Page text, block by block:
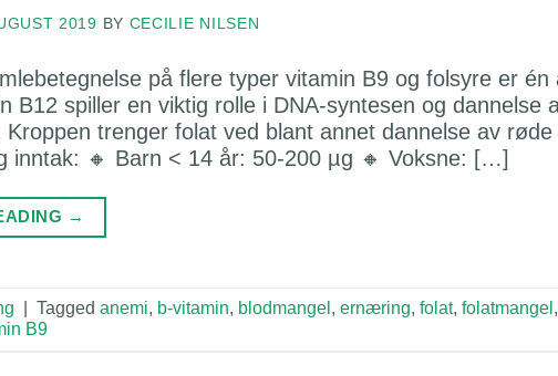
2019 BY CECILIE NILSEN
på flere typer vitamin B9 og folsyre er én
B12 spiller en viktig rolle i DNA-syntesen og dannelse
trenger folat ved blant annet dannelse av røde
inntak: 🔸 Barn < 14 år: 50-200 µg 🔸 Voksne: […]
→
Tagged anemi, b-vitamin, blodmangel , ernæring, folat, folatmangel ,
B9